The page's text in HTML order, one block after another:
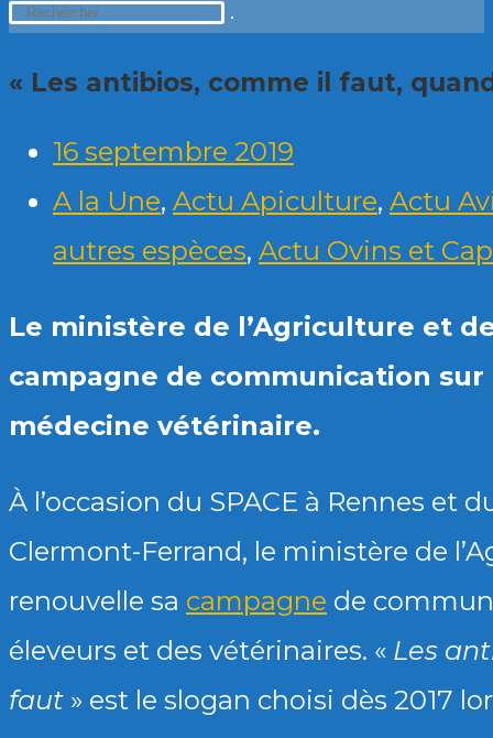
« Les antibios, comme il faut,
16 septembre 2019
A la Une, Actu Apiculture, Actu
autres espèces, Actu Ovins et
Le ministère de l’Agriculture et
campagne de communication
médecine vétérinaire.
À l’occasion du SPACE à Rennes et
Clermont-Ferrand, le ministère de
renouvelle sa campagne de
éleveurs et des vétérinaires. « Les
faut » est le slogan choisi dès 2017